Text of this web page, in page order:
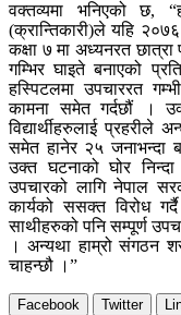
वक्तव्यमा भनिएको छ,
(क्रान्तिकारी)ले यहि
कक्षा ७ मा अध्यनरत
गम्भिर घाइते बनाएको
हस्पिटलमा उपचाररत
कामना समेत गर्दछौं ।
विद्यार्थीहरुलाई प्रहरीले
समेत हानेर २५ जनाभन्दा
उक्त घटनाको घोर
उपचारको लागि नेपाल
कार्यको ससक्त विरोध गर्दै
साथीहरुको पनि सम्पूर्ण
। अन्यथा हाम्रो संगठन
चाहन्छौ ।”
Facebook Twitter